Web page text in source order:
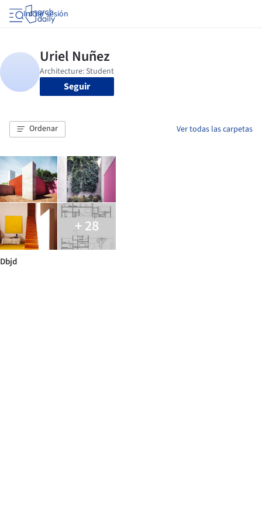
Iniciar sesión
Seguir
Ordenar Ver todas las carpetas
+ 28
Dbjd